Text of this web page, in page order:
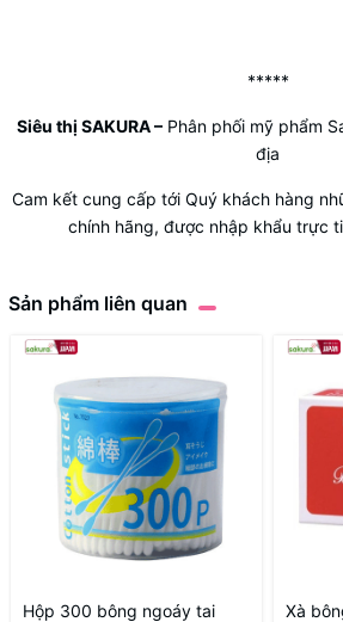
*****
Siêu thị SAKURA–Phân phối mỹ phẩm
địa
Cam kết cung cấp tới Quý khách hàng
chính hãng, được nhập khẩu trực
Sản phẩm liên quan
Hộp 300 bông ngoáy tai
Xà